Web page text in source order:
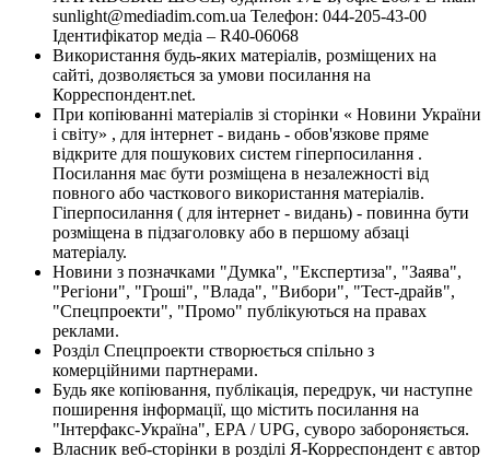
sunlight@mediadim.com.ua Телефон: 044-205-43-00
Ідентифікатор медіа – R40-06068
Використання будь-яких матеріалів, розміщених на
сайті, дозволяється за умови посилання на
Корреспондент.net.
При копіюванні матеріалів зі сторінки « Новини України
і світу» , для інтернет - видань - обов'язкове пряме
відкрите для пошукових систем гіперпосилання .
Посилання має бути розміщена в незалежності від
повного або часткового використання матеріалів.
Гіперпосилання ( для інтернет - видань) - повинна бути
розміщена в підзаголовку або в першому абзаці
матеріалу.
Новини з позначками "Думка", "Експертиза", "Заява",
"Регіони", "Гроші", "Влада", "Вибори", "Тест-драйв",
"Спецпроекти", "Промо" публікуються на правах
реклами.
Розділ Спецпроекти створюється спільно з
комерційними партнерами.
Будь яке копіювання, публікація, передрук, чи наступне
поширення інформації, що містить посилання на
"Інтерфакс-Україна", EPA / UPG, суворо забороняється.
Власник веб-сторінки в розділі Я-Корреспондент є автор